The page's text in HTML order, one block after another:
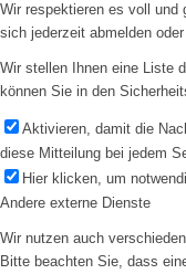
Wir respektieren es voll und
sich jederzeit abmelden
Wir stellen Ihnen eine Liste
können Sie in den
Aktivieren, damit die
diese Mitteilung bei jedem
Hier klicken, um
Andere externe Dienste
Wir nutzen auch
Bitte beachten Sie, dass